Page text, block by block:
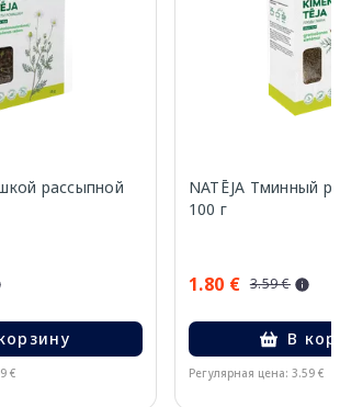
рассыпной
€
NATĒJA Тминный
100 г
1.80 € 3.59 €
В
Регулярная цена: 3.59 €